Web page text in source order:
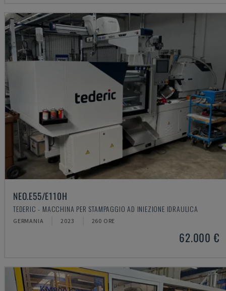
NEO.E55/E110H
TEDERIC - MACCHINA PER STAMPAGGIO AD INIEZIONE IDRAULICA
GERMANIA 2023 260 ORE
62.000 €